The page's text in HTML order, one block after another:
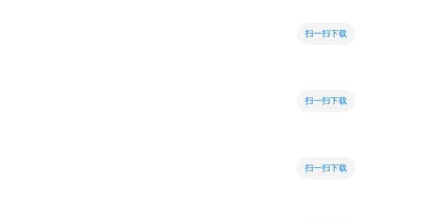
扫一扫下载
扫一扫下载
扫一扫下载